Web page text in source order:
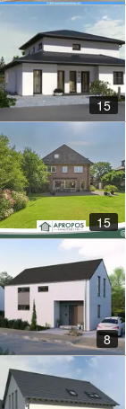
15
15
8